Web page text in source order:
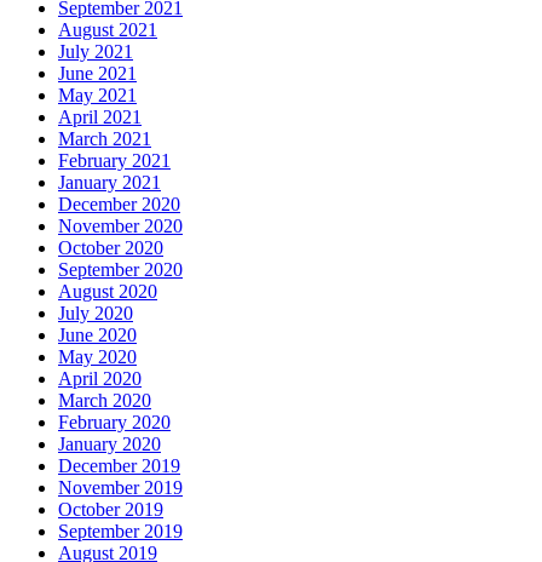
September 2021
August 2021
July 2021
June 2021
May 2021
April 2021
March 2021
February 2021
January 2021
December 2020
November 2020
October 2020
September 2020
August 2020
July 2020
June 2020
May 2020
April 2020
March 2020
February 2020
January 2020
December 2019
November 2019
October 2019
September 2019
August 2019